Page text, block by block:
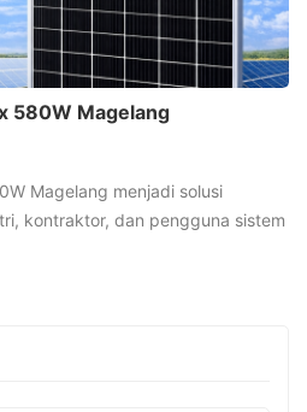
580W Magelang
Magelang menjadi solusi
kontraktor, dan pengguna sistem